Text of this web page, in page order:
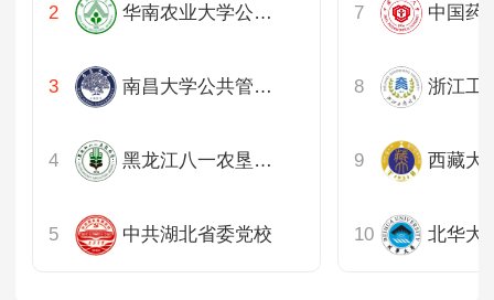
华南农业大学公共管理学院
南昌大学公共管理学院
黑龙江八一农垦大学人文社会科学学院
中共湖北省委党校
西藏大
北华大